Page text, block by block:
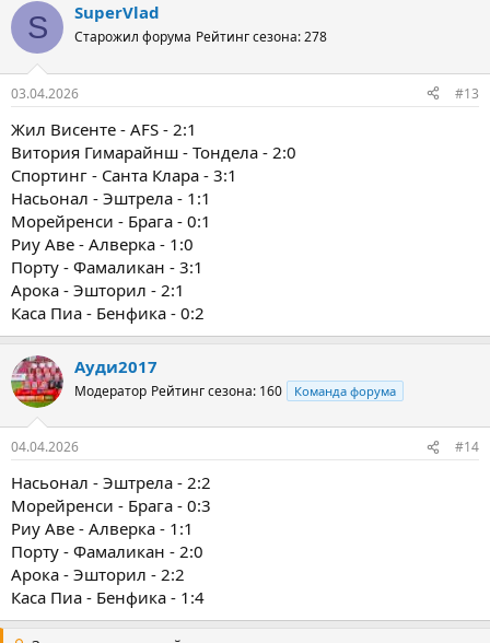
S SuperVlad
Старожил форума Рейтинг сезона: 278
03.04.2026 #13
Жил Висенте - AFS - 2:1
Витория Гимарайнш - Тондела - 2:0
Спортинг - Санта Клара - 3:1
Насьонал - Эштрела - 1:1
Морейренси - Брага - 0:1
Риу Аве - Алверка - 1:0
Порту - Фамаликан - 3:1
Арока - Эшторил - 2:1
Каса Пиа - Бенфика - 0:2
Ауди2017
Модератор Рейтинг сезона: 160 Команда форума
04.04.2026 #14
Насьонал - Эштрела - 2:2
Морейренси - Брага - 0:3
Риу Аве - Алверка - 1:1
Порту - Фамаликан - 2:0
Арока - Эшторил - 2:2
Каса Пиа - Бенфика - 1:4